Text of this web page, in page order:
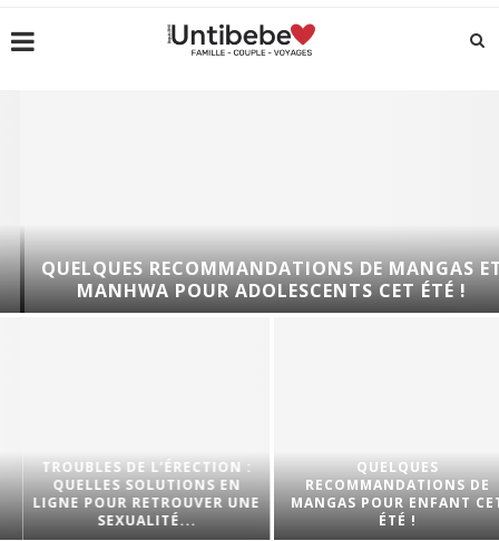
QUELQUES RECOMMANDATIONS DE MANGAS ET
MANHWA POUR ADOLESCENTS CET ÉTÉ !
TROUBLES DE L’ÉRECTION :
QUELLES SOLUTIONS EN
LIGNE POUR RETROUVER UNE
SEXUALITÉ...
QUELQUES
RECOMMANDATIONS DE
MANGAS POUR ENFANT CET
ÉTÉ !